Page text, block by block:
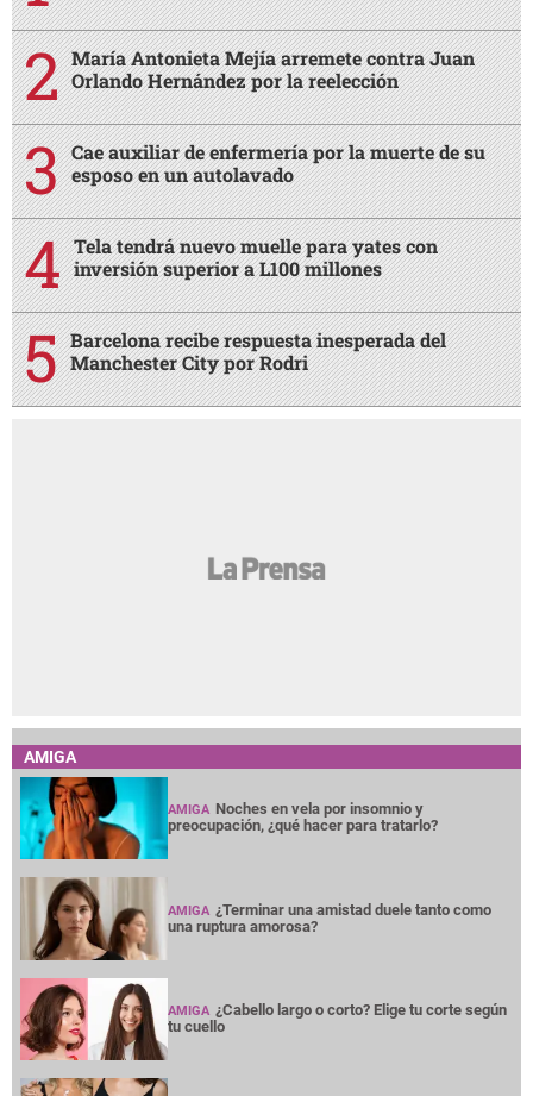
María Antonieta Mejía arremete contra Juan
Orlando Hernández por la reelección
Cae auxiliar de enfermería por la muerte de su
esposo en un autolavado
Tela tendrá nuevo muelle para yates con
inversión superior a L100 millones
Barcelona recibe respuesta inesperada del
Manchester City por Rodri
AMIGA
AMIGA Noches en vela por insomnio y
preocupación, ¿qué hacer para tratarlo?
AMIGA ¿Terminar una amistad duele tanto como
una ruptura amorosa?
AMIGA ¿Cabello largo o corto? Elige tu corte según
tu cuello